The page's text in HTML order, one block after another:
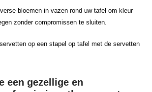
bloemen in vazen rond uw tafel om kleur
zonder compromissen te sluiten.
op een stapel op tafel met de servetten
een gezellige en